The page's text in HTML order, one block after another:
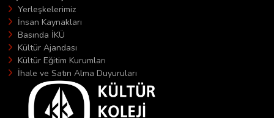
Yerleşkelerimiz
İnsan Kaynakları
Basında İKÜ
Kültür Ajandası
Kültür Eğitim Kurumları
İhale ve Satın Alma Duyuruları